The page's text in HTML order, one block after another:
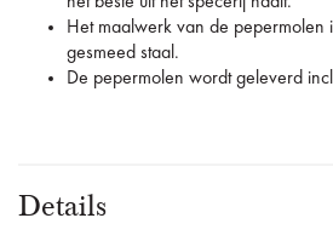
Het maalwerk van de pepermolen
gesmeed staal.
De pepermolen wordt geleverd
Details